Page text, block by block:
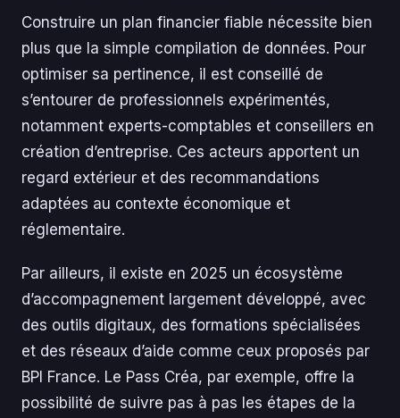
Construire un plan financier fiable nécessite bien
plus que la simple compilation de données. Pour
optimiser sa pertinence, il est conseillé de
s’entourer de professionnels expérimentés,
notamment experts-comptables et conseillers en
création d’entreprise. Ces acteurs apportent un
regard extérieur et des recommandations
adaptées au contexte économique et
réglementaire.
Par ailleurs, il existe en 2025 un écosystème
d’accompagnement largement développé, avec
des outils digitaux, des formations spécialisées
et des réseaux d’aide comme ceux proposés par
BPI France. Le Pass Créa, par exemple, offre la
possibilité de suivre pas à pas les étapes de la